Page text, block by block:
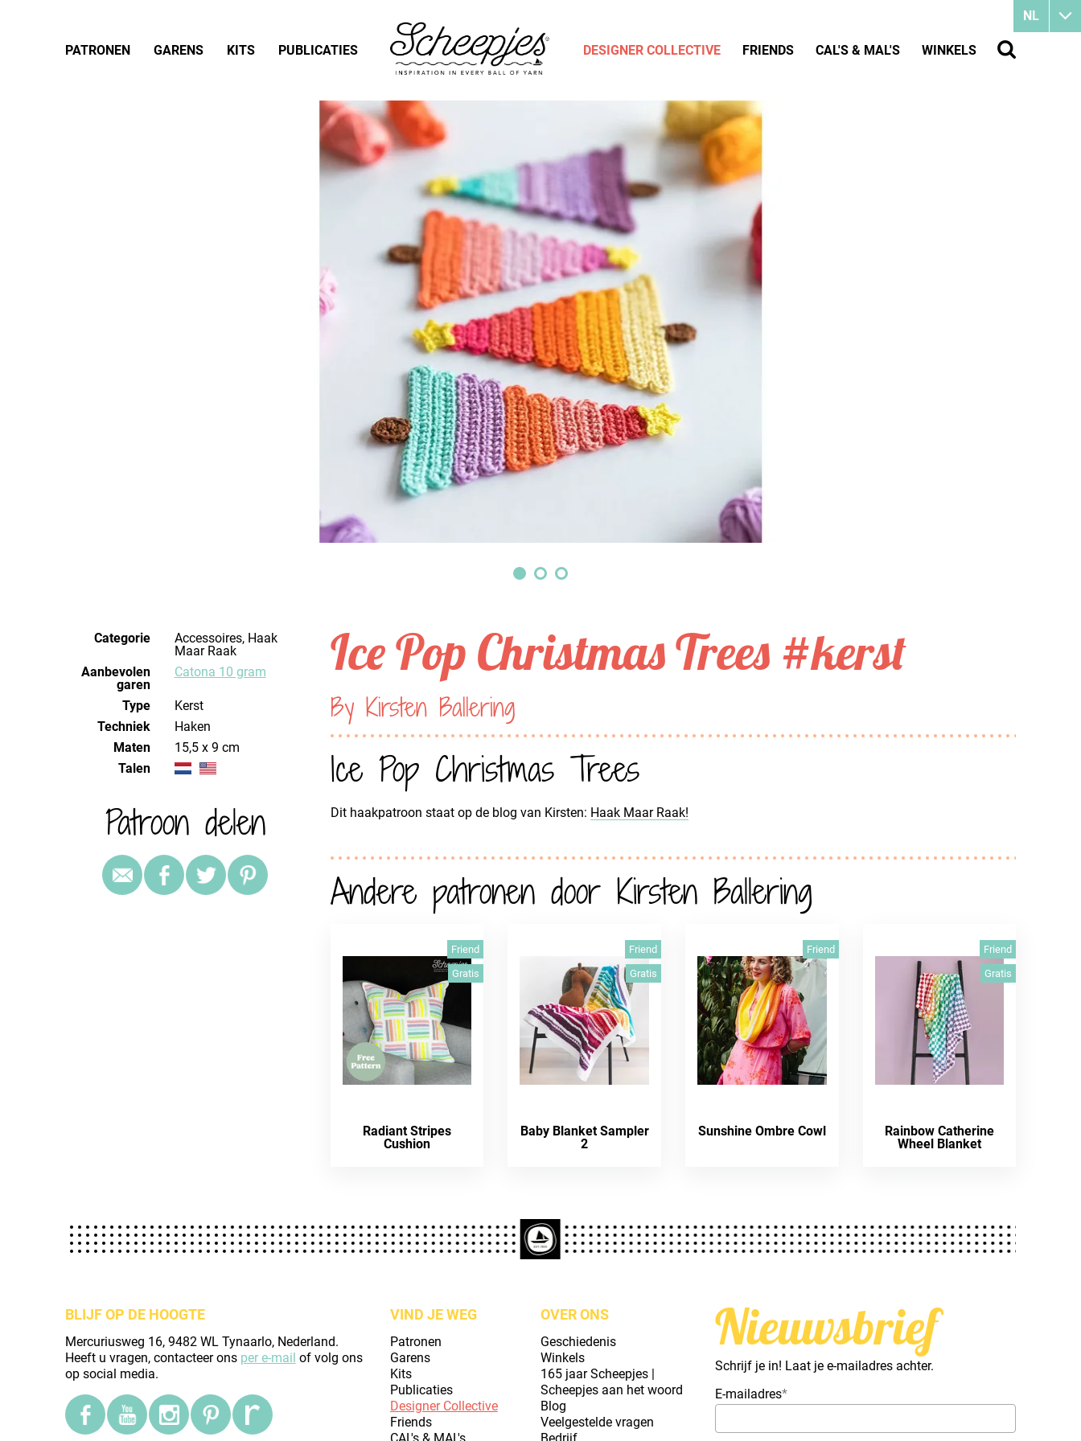
Categorie
Accessoires, Haak
Maar Raak
Aanbevolen
garen
Catona 10 gram
Type
Kerst
Techniek
haken
Maten
15,5 x 9 cm
Talen
Patroon delen
Ice Pop Christmas Trees #kerst
By Kirsten Ballering
Ice Pop Christmas Trees
Dit haakpatroon staat op de blog van Kirsten: Haak Maar Raak!
Andere patronen door Kirsten Ballering
Friend
Gratis
Radiant Stripes
Cushion
Friend
Gratis
Baby Blanket Sampler
2
Friend
Sunshine Ombre Cowl
Friend
Gratis
Rainbow Catherine
Wheel Blanket
BLIJF OP DE HOOGTE
Mercuriusweg 16, 9482 WL Tynaarlo, Nederland.
Heeft u vragen, contacteer ons per e-mail of volg ons
op social media.
VIND JE WEG
Patronen
Garens
Kits
Publicaties
Designer Collective
Friends
OVER ONS
Geschiedenis
Winkels
165 jaar Scheepjes |
Scheepjes aan het woord
Blog
Veelgestelde vragen
Nieuwsbrief
Schrijf je in! Laat je e-mailadres achter.
E-mailadres*
NL
PATRONEN GARENS KITS PUBLICATIES DESIGNER COLLECTIVE FRIENDS CAL'S & MAL'S WINKELS